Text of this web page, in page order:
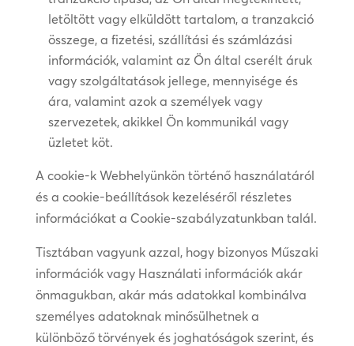
letöltött vagy elküldött tartalom, a tranzakció
összege, a fizetési, szállítási és számlázási
információk, valamint az Ön által cserélt áruk
vagy szolgáltatások jellege, mennyisége és
ára, valamint azok a személyek vagy
szervezetek, akikkel Ön kommunikál vagy
üzletet köt.
A cookie-k Webhelyünkön történő használatáról
és a cookie-beállítások kezeléséről részletes
információkat a Cookie-szabályzatunkban talál.
Tisztában vagyunk azzal, hogy bizonyos Műszaki
információk vagy Használati információk akár
önmagukban, akár más adatokkal kombinálva
személyes adatoknak minősülhetnek a
különböző törvények és joghatóságok szerint, és